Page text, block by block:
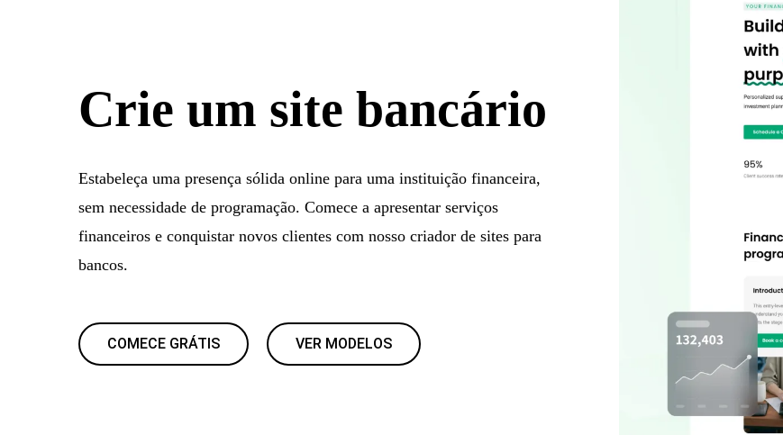
Crie um site bancário
Estabeleça uma presença sólida online para uma instituição financeira,
sem necessidade de programação. Comece a apresentar serviços
financeiros e conquistar novos clientes com nosso criador de sites para
bancos.
COMECE GRÁTIS VER MODELOS